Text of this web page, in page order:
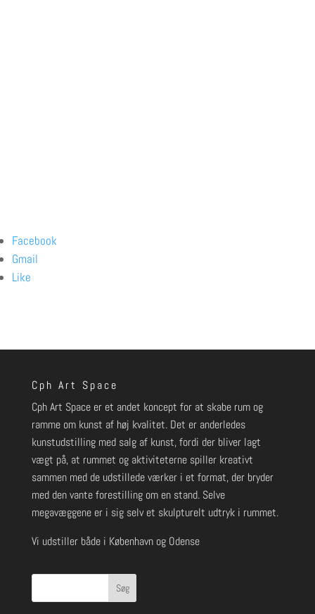
Facebook
Gmail
Like
Cph Art Space
Cph Art Space er et andet koncept for at skabe rum og
ramme om kunst af høj kvalitet. Det er anderledes
kunstudstilling med salg af kunst, fordi der bliver lagt
vægt på, at rummet og aktiviteterne spiller kreativt
sammen med de udstillede værker i et format, der bryder
med den vante forestilling om en stand. Selve
megavæggene er i sig selv et skulpturelt udtryk i rummet.
Vi udstiller både i København og Odense
Søg